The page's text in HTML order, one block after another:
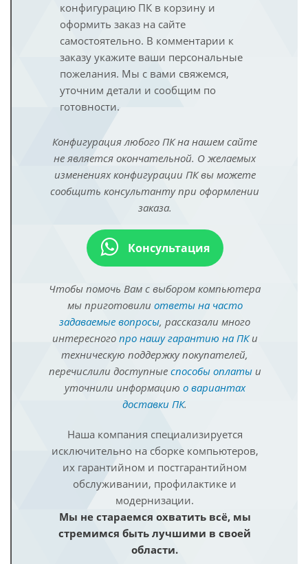
конфигурацию ПК в корзину и
оформить заказ на сайте
самостоятельно. В комментарии к
заказу укажите ваши персональные
пожелания. Мы с вами свяжемся,
уточним детали и сообщим по
готовности.
Конфигурация любого ПК на нашем сайте
не является окончательной. О желаемых
изменениях конфигурации ПК вы можете
сообщить консультанту при оформлении
заказа.
Консультация
Чтобы помочь Вам с выбором компьютера
мы приготовили ответы на часто
задаваемые вопросы, рассказали много
интересного про нашу гарантию на ПКи
техническую поддержку покупателей,
перечислили доступные способы оплатыи
уточнили информацию о вариантах
доставки ПК.
Наша компания специализируется
исключительно на сборке компьютеров,
их гарантийном и постгарантийном
обслуживании, профилактике и
модернизации.
Мы не стараемся охватить всё, мы
стремимся быть лучшими в своей
области.